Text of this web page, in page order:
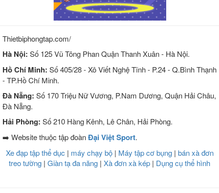
Thietbiphongtap.com/
Hà Nội: Số 125 Vũ Tông Phan Quận Thanh Xuân - Hà Nội.
Hồ Chí Minh: Số 405/28 - Xô Viết Nghệ Tĩnh - P.24 - Q.Bình Thạnh
- TP.Hồ Chí Minh.
Đà Nẵng: Số 170 Triệu Nữ Vương, P.Nam Dương, Quận Hải Châu,
Đà Nẵng.
Hải Phòng: Số 210 Hàng Kênh, Lê Chân, Hải Phòng.
➡️ Website thuộc tập đoànĐại Việt Sport.
Xe đạp tập thể dục | máy chạy bộ| Máy tập cơ bụng| bán xà đơn
treo tường | Giàn tạ đa năng | Xà đơn xà kép | Dụng cụ thể hình